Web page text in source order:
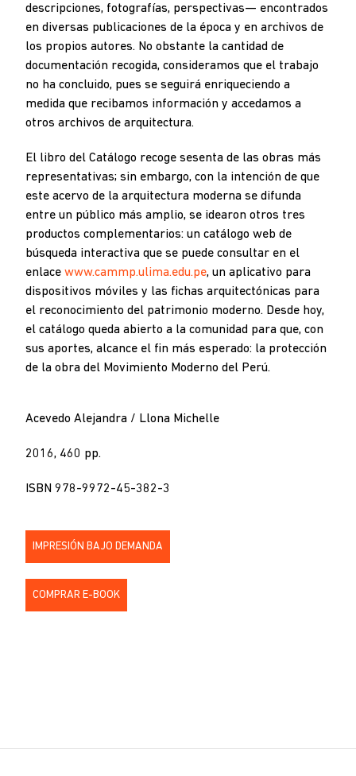
descripciones, fotografías, perspectivas— encontrados
en diversas publicaciones de la época y en archivos de
los propios autores. No obstante la cantidad de
documentación recogida, consideramos que el trabajo
no ha concluido, pues se seguirá enriqueciendo a
medida que recibamos información y accedamos a
otros archivos de arquitectura.
El libro del Catálogo recoge sesenta de las obras más
representativas; sin embargo, con la intención de que
este acervo de la arquitectura moderna se difunda
entre un público más amplio, se idearon otros tres
productos complementarios: un catálogo web de
búsqueda interactiva que se puede consultar en el
enlace www.cammp.ulima.edu.pe, un aplicativo para
dispositivos móviles y las fichas arquitectónicas para
el reconocimiento del patrimonio moderno. Desde hoy,
el catálogo queda abierto a la comunidad para que, con
sus aportes, alcance el fin más esperado: la protección
de la obra del Movimiento Moderno del Perú.
Acevedo Alejandra / Llona Michelle
2016, 460 pp.
ISBN 978-9972-45-382-3
IMPRESIÓN BAJO DEMANDA
COMPRAR E-BOOK